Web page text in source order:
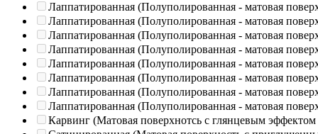
Лаппатированная (Полуполированная - матовая
Лаппатированная (Полуполированная - матовая
Лаппатированная (Полуполированная - матовая
Лаппатированная (Полуполированная - матовая
Лаппатированная (Полуполированная - матовая
Лаппатированная (Полуполированная - матовая
Лаппатированная (Полуполированная - матовая
Лаппатированная (Полуполированная - матовая
Карвинг (Матовая поверхнотсь с глянцевым эффектом